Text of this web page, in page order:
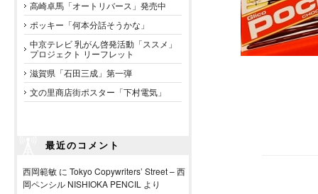
高崎卓馬「オートリバース」発売中
ポッキー「何本分話そうかな」
中京テレビ 乳がん啓発活動「ススメ」
プロジェクト リーフレット
滋賀県「石田三成」第一弾
文の里商店街ポスター「下村電気」
最近のコメント
西岡範敏 に Tokyo Copywriters’ Street – 西
岡ペンシル NISHIOKA PENCIL より